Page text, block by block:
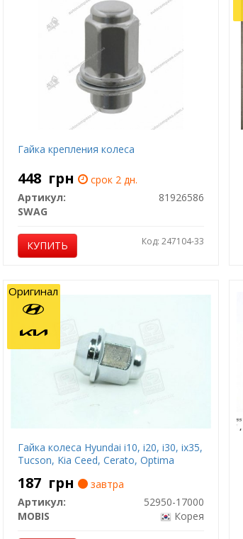
Гайка крепления колеса
448 грн
срок 2 дн.
Артикул:
81926586
SWAG
КУПИТЬ Код: 247104-33
Гайка колеса Hyundai i10, i20, i30, ix35,
Tucson, Kia Ceed, Cerato, Optima
187 грн
завтра
Артикул:
52950-17000
MOBIS
Корея
Оригинал